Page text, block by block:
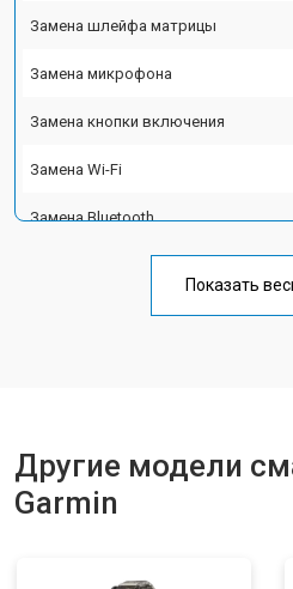
Замена шлейфа матрицы
Замена микрофона
Замена кнопки включения
Замена Wi-Fi
Замена Bluetooth
Показать
Другие модели
Garmin